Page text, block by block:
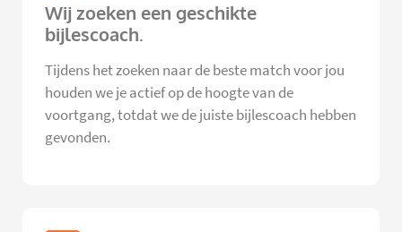
Wij zoeken een geschikte
bijlescoach.
Tijdens het zoeken naar de beste match voor jou
houden we je actief op de hoogte van de
voortgang, totdat we de juiste bijlescoach hebben
gevonden.